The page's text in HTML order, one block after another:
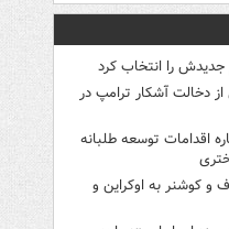
را انتخاب کرد
دخالت آشکار ترامپ در
اقدامات توسعه طلبانه
و کوشنر به اوکراین و